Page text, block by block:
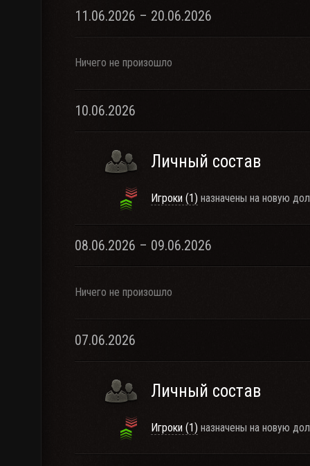
11.06.2026 – 20.06.2026
Ничего не произошло
10.06.2026
Личный состав
Игроки (1) назначены на новую
08.06.2026 – 09.06.2026
Ничего не произошло
07.06.2026
Личный состав
Игроки (1) назначены на новую